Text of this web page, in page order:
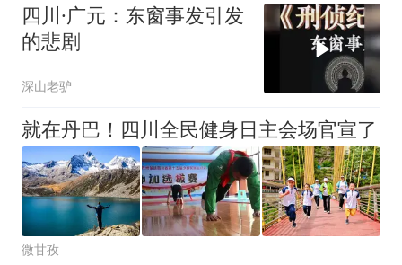
四川·广元：东窗事发引发
的悲剧
深山老驴
就在丹巴！四川全民健身日主会场官宣了
微甘孜